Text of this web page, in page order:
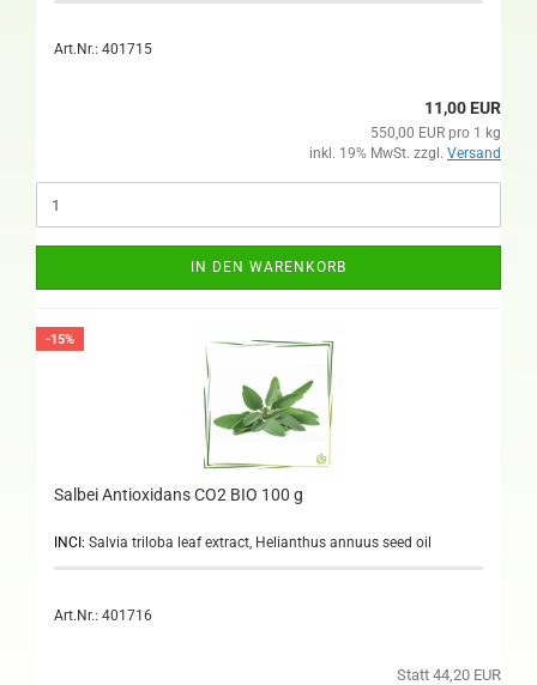
Art.Nr.: 401715
11,00 EUR
550,00 EUR pro 1 kg
inkl. 19% MwSt. zzgl. Versand
IN DEN WARENKORB
-15%
Salbei Antioxidans CO2 BIO 100 g
INCI: Salvia triloba leaf extract, Helianthus annuus seed oil
Art.Nr.: 401716
Statt 44,20 EUR